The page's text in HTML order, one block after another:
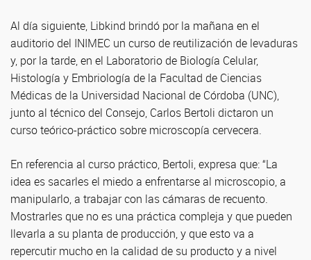
Al día siguiente, Libkind brindó por la mañana en el
auditorio del INIMEC un curso de reutilización de levaduras
y, por la tarde, en el Laboratorio de Biología Celular,
Histología y Embriología de la Facultad de Ciencias
Médicas de la Universidad Nacional de Córdoba (UNC),
junto al técnico del Consejo, Carlos Bertoli dictaron un
curso teórico-práctico sobre microscopía cervecera.
En referencia al curso práctico, Bertoli, expresa que: “La
idea es sacarles el miedo a enfrentarse al microscopio, a
manipularlo, a trabajar con las cámaras de recuento.
Mostrarles que no es una práctica compleja y que pueden
llevarla a su planta de producción, y que esto va a
repercutir mucho en la calidad de su producto y a nivel